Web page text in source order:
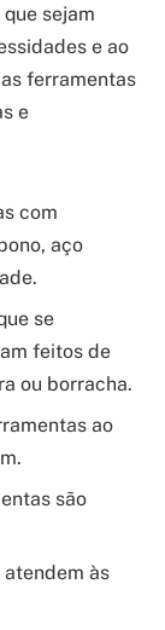
sejam
e ao
ferramentas
e
com
aço
se
feitos de
ou borracha.
ao
são
às